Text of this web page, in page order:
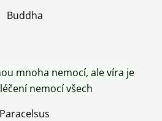
Buddha
mnoha nemocí, ale víra je
nemocí všech
Paracelsus